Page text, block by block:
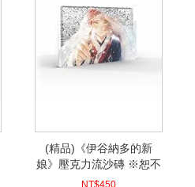
(精品)《伊谷納多的新
娘》壓克力流沙磚 ※恕不
接受退訂退款